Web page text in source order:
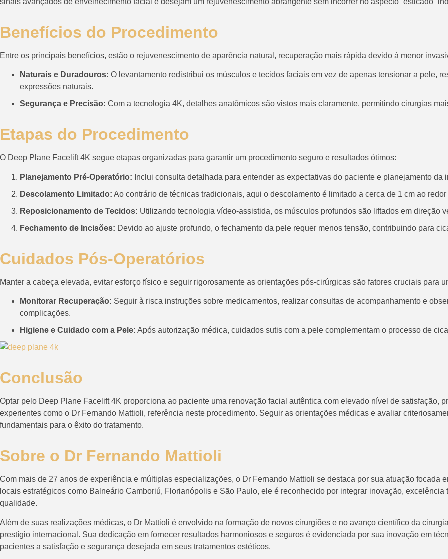
Benefícios do Procedimento
Entre os principais benefícios, estão o rejuvenescimento de aparência natural, recuperação mais rápida devido à menor
Naturais e Duradouros: O levantamento redistribui os músculos e tecidos faciais em vez de apenas tensionar a pele,
expressões naturais.
Segurança e Precisão: Com a tecnologia 4K, detalhes anatômicos são vistos mais claramente, permitindo cirurgias
Etapas do Procedimento
O Deep Plane Facelift 4K segue etapas organizadas para garantir um procedimento seguro e resultados ótimos:
Planejamento Pré-Operatório: Inclui consulta detalhada para entender as expectativas do paciente e planejamento da
Descolamento Limitado: Ao contrário de técnicas tradicionais, aqui o descolamento é limitado a cerca de 1 cm ao
Reposicionamento de Tecidos: Utilizando tecnologia vídeo-assistida, os músculos profundos são liftados em direção
Fechamento de Incisões: Devido ao ajuste profundo, o fechamento da pele requer menos tensão, contribuindo para
Cuidados Pós-Operatórios
Manter a cabeça elevada, evitar esforço físico e seguir rigorosamente as orientações pós-cirúrgicas são fatores cruciais para
Monitorar Recuperação: Seguir à risca instruções sobre medicamentos, realizar consultas de acompanhamento e
complicações.
Higiene e Cuidado com a Pele: Após autorização médica, cuidados sutis com a pele complementam o processo de
Conclusão
Optar pelo Deep Plane Facelift 4K proporciona ao paciente uma renovação facial autêntica com elevado nível de satisfação,
experientes como o Dr Fernando Mattioli, referência neste procedimento. Seguir as orientações médicas e avaliar
fundamentais para o êxito do tratamento.
Sobre o Dr Fernando Mattioli
Com mais de 27 anos de experiência e múltiplas especializações, o Dr Fernando Mattioli se destaca por sua atuação focada
locais estratégicos como Balneário Camboriú, Florianópolis e São Paulo, ele é reconhecido por integrar inovação,
qualidade.
Além de suas realizações médicas, o Dr Mattioli é envolvido na formação de novos cirurgiões e no avanço científico da
prestígio internacional. Sua dedicação em fornecer resultados harmoniosos e seguros é evidenciada por sua inovação em
pacientes a satisfação e segurança desejada em seus tratamentos estéticos.